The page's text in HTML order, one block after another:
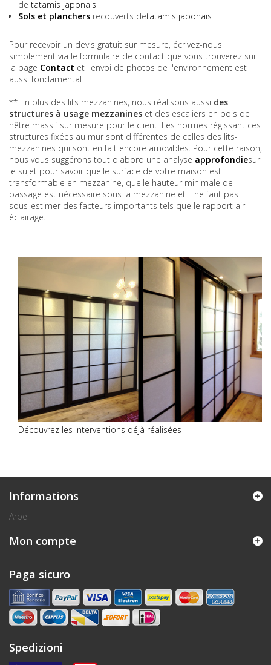
de tatamis japonais
Sols et planchers recouverts detatamis japonais
Pour recevoir un devis gratuit sur mesure, écrivez-nous
simplement via le formulaire de contact que vous trouverez sur
la page Contact et l'envoi de photos de l'environnement est
aussi fondamental
** En plus des lits mezzanines, nous réalisons aussi des
structures à usage mezzanines et des escaliers en bois de
hêtre massif sur mesure pour le client. Les normes régissant ces
structures fixées au mur sont différentes de celles des lits-
mezzanines qui sont en fait encore amovibles. Pour cette raison,
nous vous suggérons tout d'abord une analyse approfondiesur
le sujet pour savoir quelle surface de votre maison est
transformable en mezzanine, quelle hauteur minimale de
passage est nécessaire sous la mezzanine et il ne faut pas
sous-estimer des facteurs importants tels que le rapport air-
éclairage.
Découvrez les interventions déjà réalisées
Informations
Arpel
Mon compte
Paga sicuro
Spedizioni